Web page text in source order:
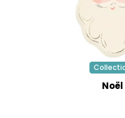
Noël